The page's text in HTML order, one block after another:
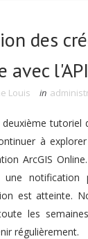
des
avec
Louis in
deuxième tutoriel
à
ArcGIS
une notification
est atteinte.
les
régulièrement.